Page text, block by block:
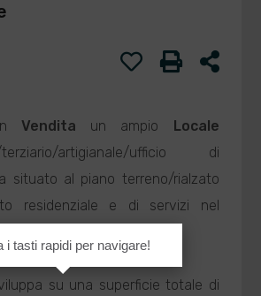
Vendita un ampio Locale
artigianale/ufficio di
situato al piano terreno/rialzato
residenziale e di servizi nel
su una superficie totale di
i tasti rapidi per navigare!